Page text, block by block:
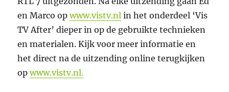
en Marco opwww.vistv.nl in het onderdeel ‘Vis
TV After’ dieper in op de gebruikte technieken
en materialen. Kijk voor meer informatie en
het direct na de uitzending online terugkijken
opwww.vistv.nl.